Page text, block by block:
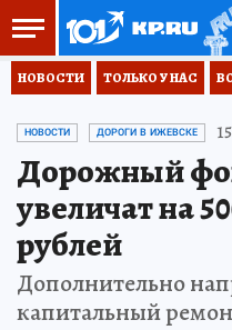
НОВОСТИ ТОЛЬКО У НАС
НОВОСТИ ДОРОГИ В ИЖЕВСКЕ
Дорожный
увеличат на
рублей
Дополнительно
капитальный